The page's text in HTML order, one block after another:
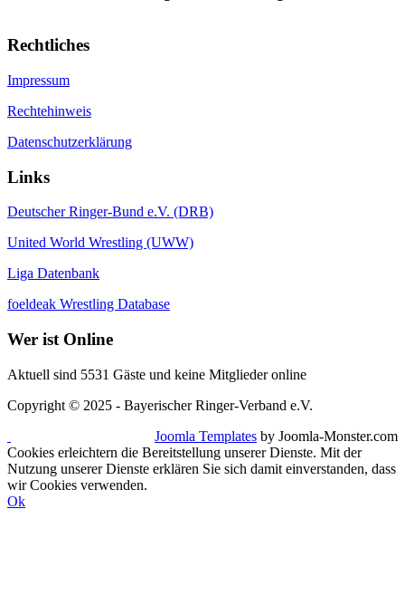
Rechtliches
Impressum
Rechtehinweis
Datenschutzerklärung
Links
Deutscher Ringer-Bund e.V. (DRB)
United World Wrestling (UWW)
Liga Datenbank
foeldeak Wrestling Database
Wer ist Online
Aktuell sind 5531 Gäste und keine Mitglieder online
Copyright © 2025 - Bayerischer Ringer-Verband e.V.
Joomla Templates by Joomla-Monster.com
Cookies erleichtern die Bereitstellung unserer Dienste. Mit der
Nutzung unserer Dienste erklären Sie sich damit einverstanden, dass
wir Cookies verwenden.
Ok